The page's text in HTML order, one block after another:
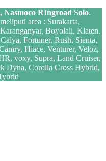
Nasmoco RIngroad Solo.
area : Surakarta,
Boyolali, Klaten.
Fortuner, Rush, Sienta,
Hiace, Venturer, Veloz,
voxy, Supra, Land Cruiser,
Dyna, Corolla Cross Hybrid,